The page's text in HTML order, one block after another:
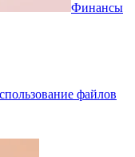
Финансы
файлов